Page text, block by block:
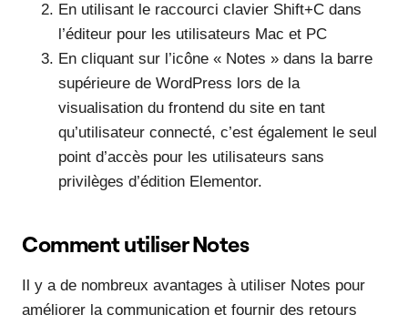
En utilisant le raccourci clavier Shift+C dans
l’éditeur pour les utilisateurs Mac et PC
En cliquant sur l’icône « Notes » dans la barre
supérieure de WordPress lors de la
visualisation du frontend du site en tant
qu’utilisateur connecté, c’est également le seul
point d’accès pour les utilisateurs sans
privilèges d’édition Elementor.
Comment utiliser Notes
Il y a de nombreux avantages à utiliser Notes pour
améliorer la communication et fournir des retours